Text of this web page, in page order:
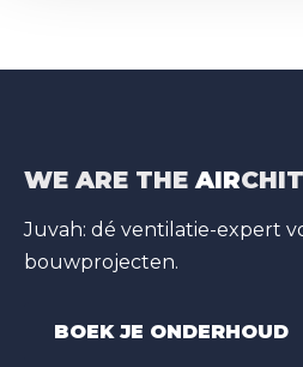
WE ARE THEAIR
Juvah: dé ventilatie-expert
bouwprojecten.
BOEK JE ONDERHOUD